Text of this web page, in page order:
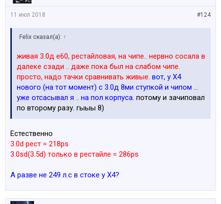
#124
11 июл 2018
Felix сказал(а): ↑
живая 3.0д е60, рестайловая, на чипе.. нервно сосала в
далеке сзади .. даже пока был на слабом чипе.
просто, надо тачки сравнивать живые. вот, у Х4
нового (на тот момент) с 3.0д 8ми ступкой и чипом ...
уже отсасывал я .. на пол корпуса. потому и зачиповал
по второму разу. гыыы 8)
Естественно
3.0d рест = 218ps
3.0sd(3.5d) только в рестайле = 286ps
А разве не 249 л.с в стоке у Х4?